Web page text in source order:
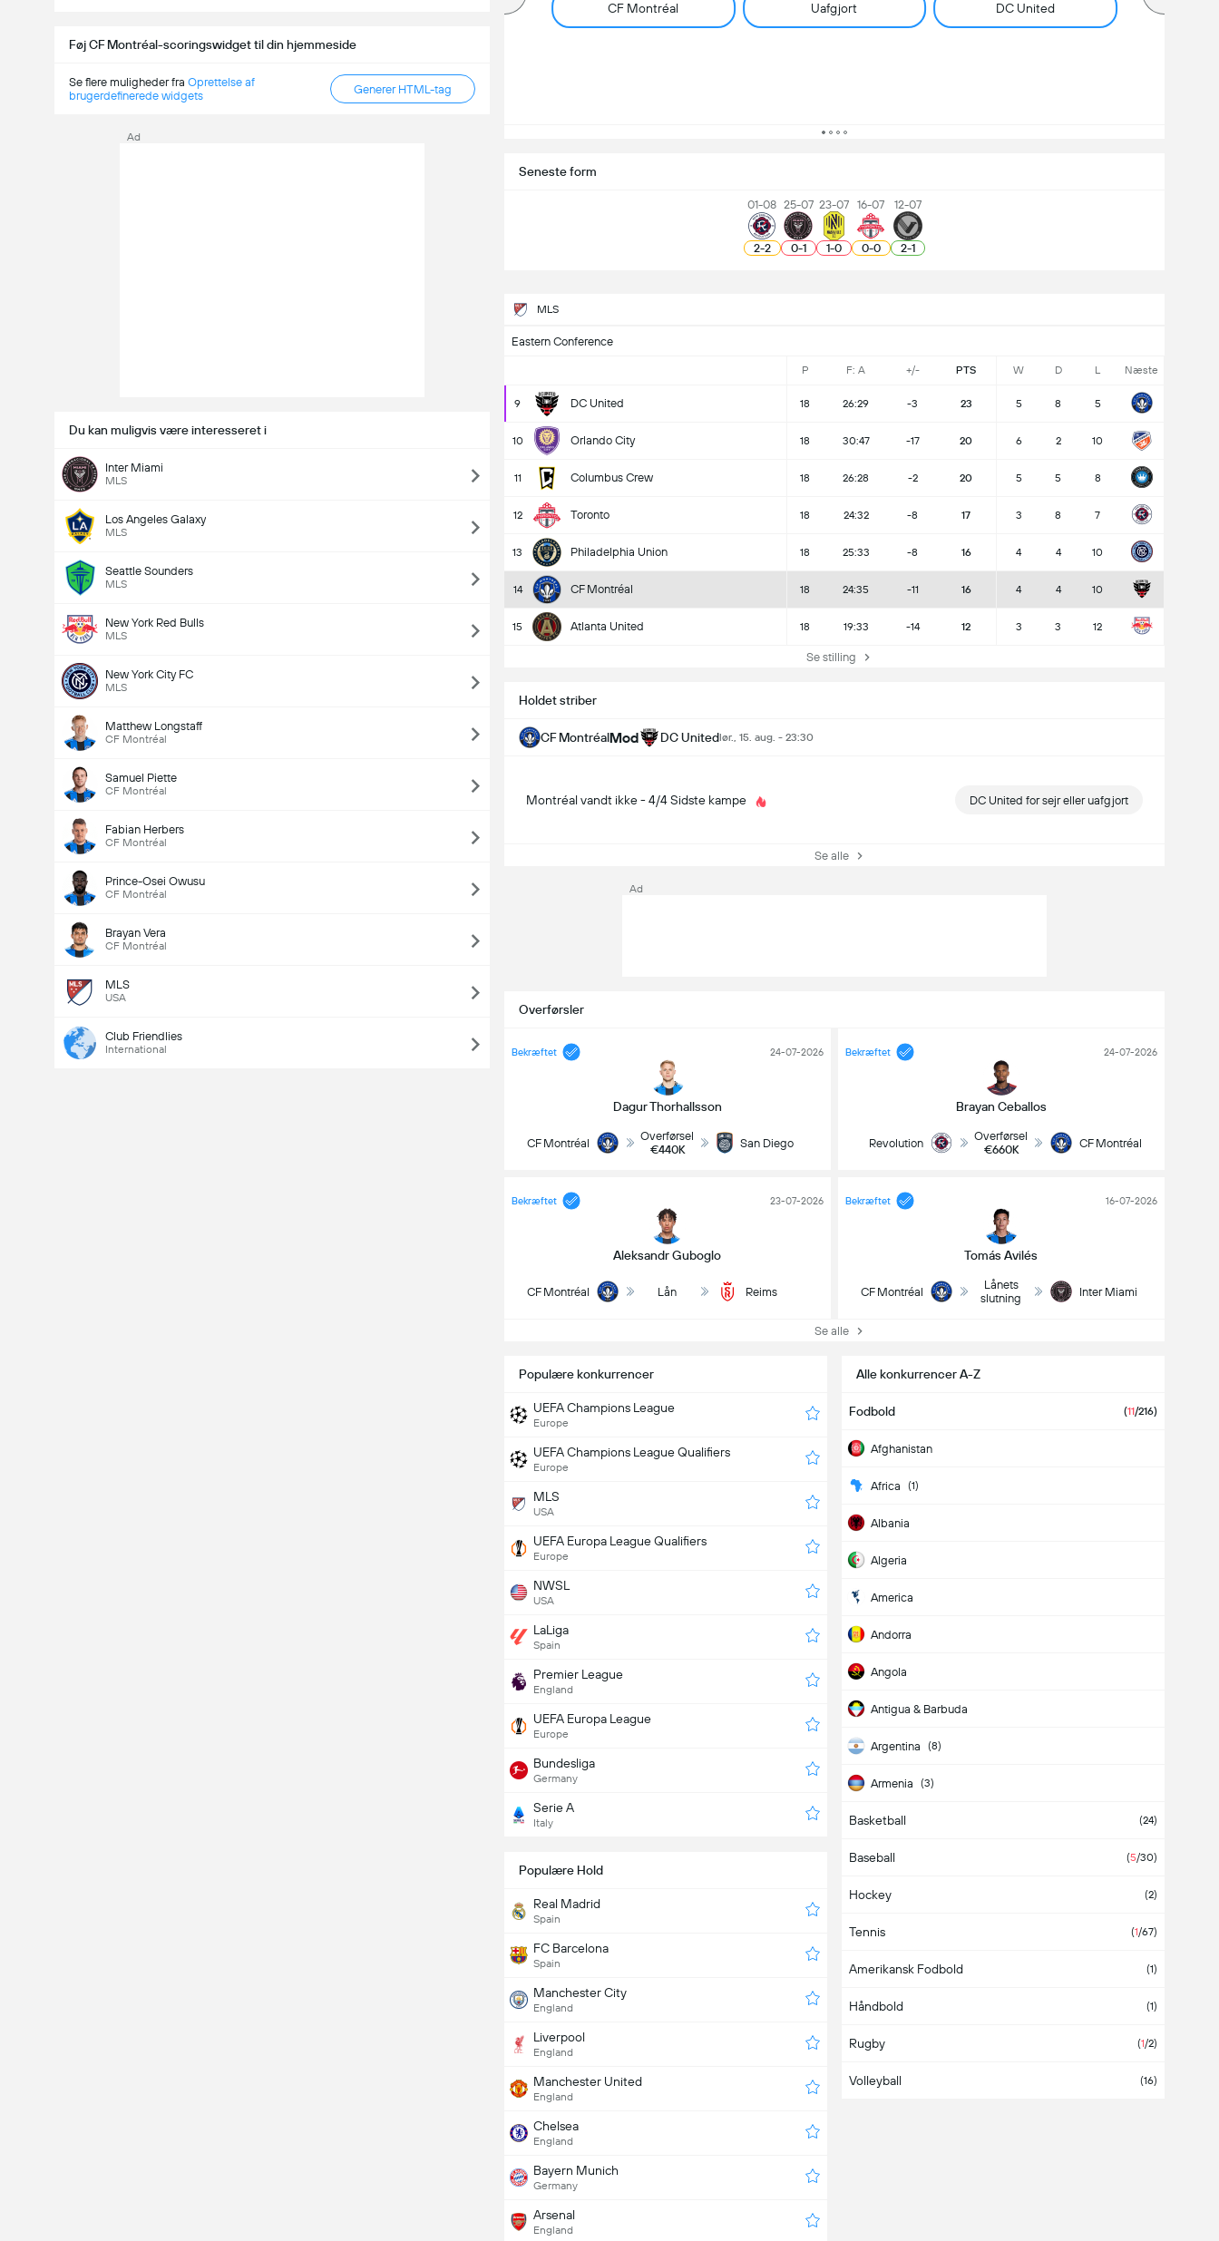
Føj CF Montréal-scoringswidget til din hjemmeside
Se flere muligheder fra Oprettelse af
brugerdefinerede widgets
Generer HTML-tag
Ad
Du kan muligvis være interesseret i
Inter Miami
MLS
Los Angeles Galaxy
MLS
Seattle Sounders
MLS
New York Red Bulls
MLS
New York City FC
MLS
Matthew Longstaff
CF Montréal
Samuel Piette
CF Montréal
Fabian Herbers
CF Montréal
Prince-Osei Owusu
CF Montréal
Brayan Vera
CF Montréal
MLS
USA
Club Friendlies
International
CF Montréal Uafgjort DC United
Seneste form
01-08
2-2
25-07
0-1
23-07
1-0
16-07
0-0
12-07
2-1
MLS
Eastern Conference
P F: A +/- PTS W D L Næste
9 DC United 18 26:29 -3 23 5 8 5
10 Orlando City 18 30:47 -17 20 6 2 10
11 Columbus Crew 18 26:28 -2 20 5 5 8
12 Toronto 18 24:32 -8 17 3 8 7
13 Philadelphia Union 18 25:33 -8 16 4 4 10
14 CF Montréal 18 24:35 -11 16 4 4 10
15 Atlanta United 18 19:33 -14 12 3 3 12
Se stilling
Holdet striber
CF MontréalMod DC Unitedlør., 15. aug. - 23:30
Montréal vandt ikke - 4/4 Sidste kampe DC United for sejr eller uafgjort
Se alle
Ad
Overførsler
Bekræftet
Dagur Thorhallsson
24-07-2026
CF Montréal
Overførsel
€440K
San Diego
Bekræftet
Brayan Ceballos
24-07-2026
Revolution
Overførsel
€660K
CF Montréal
Bekræftet
Aleksandr Guboglo
23-07-2026
CF Montréal Lån Reims
Bekræftet
Tomás Avilés
16-07-2026
CF Montréal
Lånets
slutning
Inter Miami
Se alle
Populære konkurrencer
UEFA Champions League
Europe
UEFA Champions League Qualifiers
Europe
MLS
USA
UEFA Europa League Qualifiers
Europe
NWSL
USA
LaLiga
Spain
Premier League
England
UEFA Europa League
Europe
Bundesliga
Germany
Serie A
Italy
Alle konkurrencer A-Z
Fodbold (11/216)
Afghanistan
Africa (1)
Albania
Algeria
America
Andorra
Angola
Antigua & Barbuda
Argentina (8)
Armenia (3)
Aruba
Basketball (24)
Baseball (5/30)
Hockey (2)
Tennis (1/67)
Amerikansk Fodbold (1)
Håndbold (1)
Rugby (1/2)
Volleyball (16)
Populære Hold
Real Madrid
Spain
FC Barcelona
Spain
Manchester City
England
Liverpool
England
Manchester United
England
Chelsea
England
Bayern Munich
Germany
Arsenal
England